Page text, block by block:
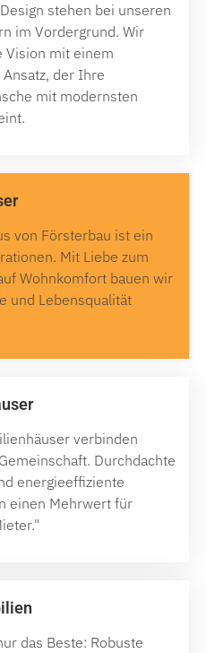
stehen bei unseren
im Vordergrund. Wir
mit einem
der Ihre
mit modernsten
von Försterbau ist ein
Mit Liebe zum
Wohnkomfort bauen wir
und Lebensqualität
verbinden
Durchdachte
energieeffiziente
einen Mehrwert für
das Beste: Robuste